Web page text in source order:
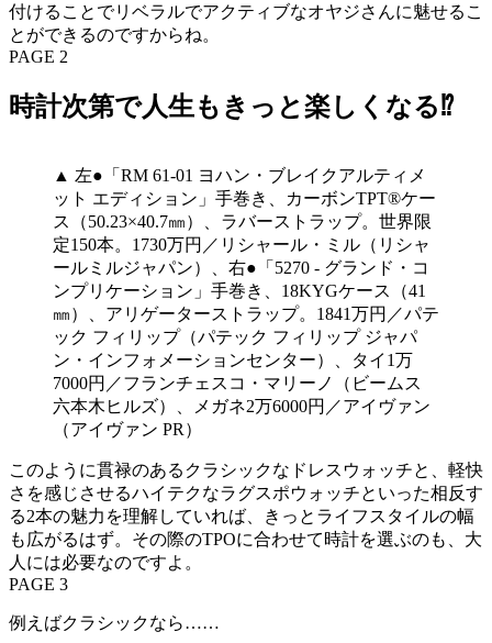
付けることでリベラルでアクティブなオヤジさんに魅せるこ
とができるのですからね。
PAGE 2
時計次第で人生もきっと楽しくなる⁉
▲ 左●「RM 61-01 ヨハン・ブレイクアルティメ
ット エディション」手巻き、カーボンTPT®ケー
ス（50.23×40.7㎜）、ラバーストラップ。世界限
定150本。1730万円／リシャール・ミル（リシャ
ールミルジャパン）、右●「5270 - グランド・コ
ンプリケーション」手巻き、18KYGケース（41
㎜）、アリゲーターストラップ。1841万円／パテ
ック フィリップ（パテック フィリップ ジャパ
ン・インフォメーションセンター）、タイ1万
7000円／フランチェスコ・マリーノ（ビームス
六本木ヒルズ）、メガネ2万6000円／アイヴァン
（アイヴァン PR）
このように貫禄のあるクラシックなドレスウォッチと、軽快
さを感じさせるハイテクなラグスポウォッチといった相反す
る2本の魅力を理解していれば、きっとライフスタイルの幅
も広がるはず。その際のTPOに合わせて時計を選ぶのも、大
人には必要なのですよ。
PAGE 3
例えばクラシックなら……